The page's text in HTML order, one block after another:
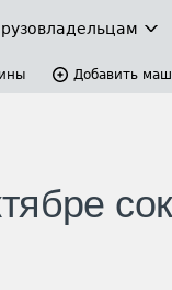
Добавить